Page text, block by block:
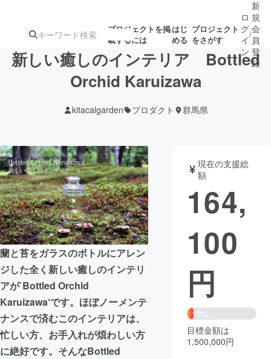
プロジェクトを掲
載するには
はじ
める
プロジェクト
をさがす
ターン
注目の新着プロ
ジェクト
ロジェクト
アート・写真 音楽
テクノロジー・ガジェット ゲーム・サ
映像・映画
ビジネス・起業
CAMPFIRE for Social Good
CAMPFIRE Creation
CAMPFIREふるさと納税
コミュニティ
ロ
グ
イ
ン
/
新
規
会
員
登
録
新しい癒しのインテリア Bottled
Orchid Karuizawa
kitacalgarden プロダクト 群馬県
蘭と苔をガラスのボトルにアレン
ジした全く新しい癒しのインテリ
アが`Bottled Orchid
Karuizawa‘です。ほぼノーメンテ
ナンスで済むこのインテリアは、
忙しい方、お手入れが煩わしい方
に絶好です。そんなBottled
現在の支援総
額
164,
100
円
10%
目標金額は
1,500,000円